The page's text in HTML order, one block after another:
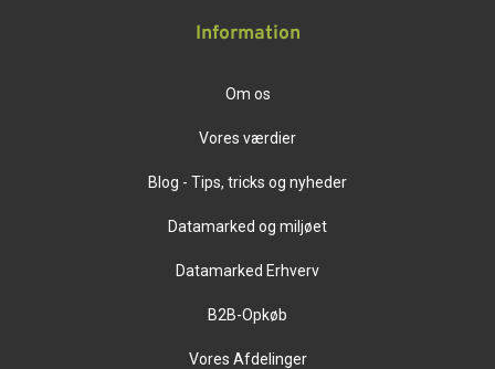
Information
Om os
Vores værdier
Blog - Tips, tricks og nyheder
Datamarked og miljøet
Datamarked Erhverv
B2B-Opkøb
Vores Afdelinger